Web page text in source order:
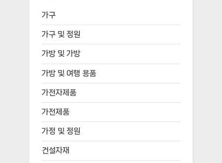
가구
가구 및 정원
가방 및 가방
가방 및 여행 용품
가전자제품
가전제품
가정 및 정원
건설자재